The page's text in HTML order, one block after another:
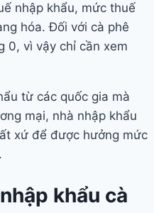
nhập khẩu, mức thuế
hóa. Đối với cà phê
0, vì vậy chỉ cần xem
từ các quốc gia mà
mại, nhà nhập khẩu
xứ để được hưởng mức
khẩu cà